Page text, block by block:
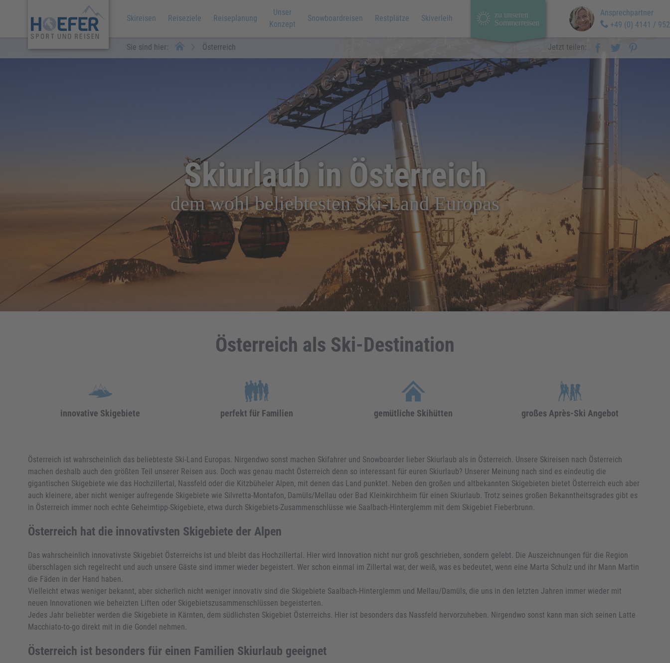
Skireisen Reiseziele Reiseplanung
Unser
Konzept
Snowboardreisen Restplätze Skiverleih
zu unseren
Sommerreisen
Ansprechpartner
+49 (0) 4141 /
Sie sind hier: Österreich Jetzt teilen:
Skiurlaub in Österreich
dem wohl beliebtesten Ski-Land Europas
Österreich als Ski-Destination
innovative Skigebiete perfekt für Familien gemütliche Skihütten großes Après-Ski Angebot
Österreich ist wahrscheinlich das beliebteste Ski-Land Europas. Nirgendwo sonst machen Skifahrer und Snowboarder lieber Skiurlaub als in Österreich. Unsere Skireisen nach Österreich
machen deshalb auch den größten Teil unserer Reisen aus. Doch was genau macht Österreich denn so interessant für euren Skiurlaub? Unserer Meinung nach sind es eindeutig die
gigantischen Skigebiete wie das Hochzillertal, Nassfeld oder die Kitzbüheler Alpen, mit denen das Land punktet. Neben den großen und altbekannten Skigebieten bietet Österreich euch aber
auch kleinere, aber nicht weniger aufregende Skigebiete wie Silvretta-Montafon, Damüls/Mellau oder Bad Kleinkirchheim für einen Skiurlaub. Trotz seines großen Bekanntheitsgrades gibt es
in Österreich immer noch echte Geheimtipp-Skigebiete, etwa durch Skigebiets-Zusammenschlüsse wie Saalbach-Hinterglemm mit dem Skigebiet Fieberbrunn.
Österreich hat die innovativsten Skigebiete der Alpen
Das wahrscheinlich innovativste Skigebiet Österreichs ist und bleibt das Hochzillertal. Hier wird Innovation nicht nur groß geschrieben, sondern gelebt. Die Auszeichnungen für die Region
überschlagen sich regelrecht und auch unsere Gäste sind immer wieder begeistert. Wer schon einmal im Zillertal war, der weiß, was es bedeutet, wenn eine Marta Schulz und ihr Mann Martin
die Fäden in der Hand haben.
Vielleicht etwas weniger bekannt, aber sicherlich nicht weniger innovativ sind die Skigebiete Saalbach-Hinterglemm und Mellau/Damüls, die uns in den letzten Jahren immer wieder mit
neuen Innovationen wie beheizten Liften oder Skigebietszusammenschlüssen begeisterten.
Jedes Jahr beliebter werden die Skigebiete in Kärnten, dem südlichsten Skigebiet Österreichs. Hier ist besonders das Nassfeld hervorzuheben. Nirgendwo sonst kann man sich seinen Latte
Macchiato-to-go direkt mit in die Gondel nehmen.
Österreich ist besonders für einen Familien Skiurlaub geeignet